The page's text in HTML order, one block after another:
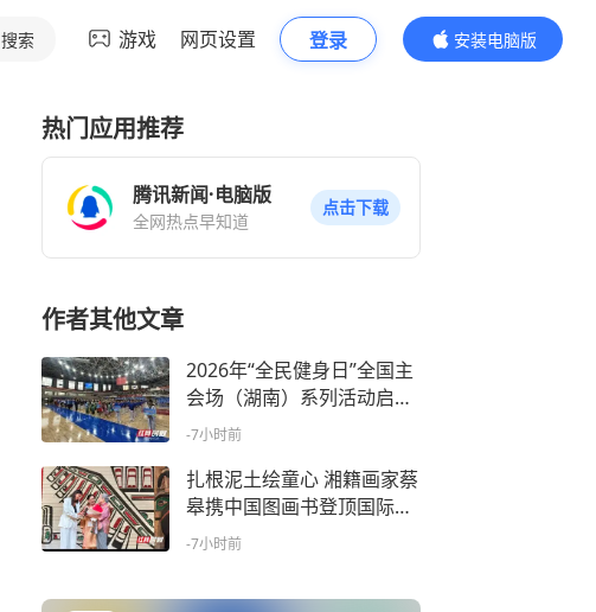
搜索 游戏 网页设置 登录
安装电脑版
内容更精彩
热门应用推荐
腾讯新闻·电脑版
全网热点早知道
点击下载
作者其他文章
2026年“全民健身日”全国主
会场（湖南）系列活动启动
仪式在永州举行
-7小时前
扎根泥土绘童心 湘籍画家蔡
皋携中国图画书登顶国际安
徒生奖
-7小时前